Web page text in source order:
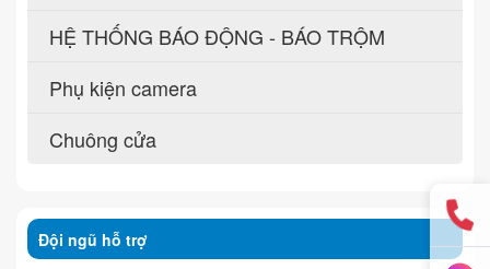
HỆ THỐNG BÁO ĐỘNG - BÁO TRỘM
Phụ kiện camera
Chuông cửa
Đội ngũ hỗ trợ